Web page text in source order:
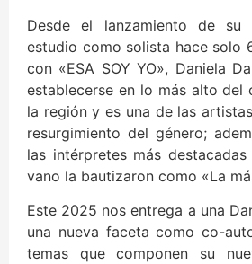
Desde el lanzamiento de su
estudio como solista hace solo
con «ESA SOY YO», Daniela
establecerse en lo más alto del
la región y es una de las
resurgimiento del género;
las intérpretes más
vano la bautizaron como «La
Este 2025 nos entrega a una
una nueva faceta como co-
temas que componen su